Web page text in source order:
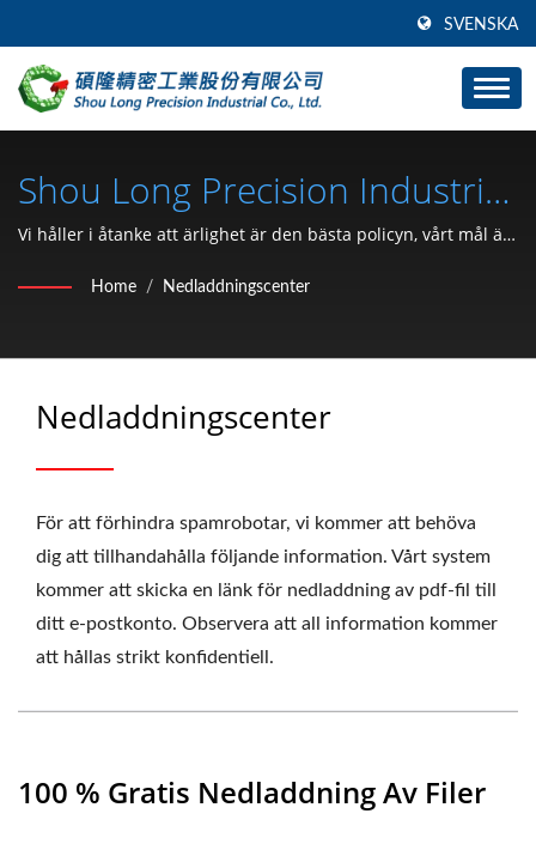
SVENSKA
Shou Long Precision Industrial
Co., Ltd.
Vi håller i åtanke att ärlighet är den bästa policyn, vårt mål är
kvalitetsprodukter som levereras snabbt.
Home / Nedladdningscenter
Nedladdningscenter
För att förhindra spamrobotar, vi kommer att behöva
dig att tillhandahålla följande information. Vårt system
kommer att skicka en länk för nedladdning av pdf-fil till
ditt e-postkonto. Observera att all information kommer
att hållas strikt konfidentiell.
100 % Gratis Nedladdning Av Filer